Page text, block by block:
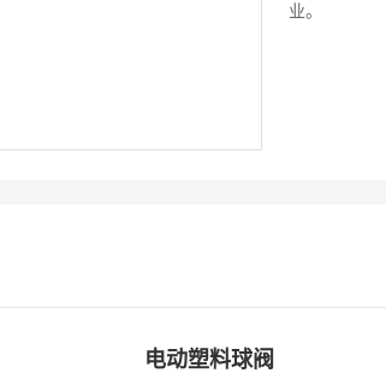
业。
电动塑料球阀